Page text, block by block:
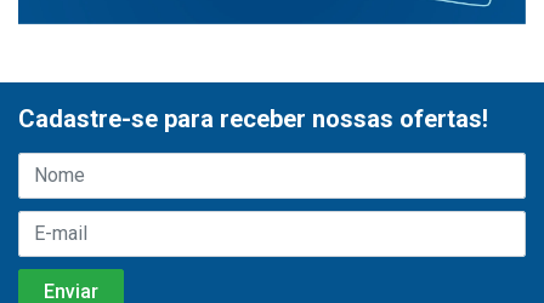
Cadastre-se para receber nossas ofertas!